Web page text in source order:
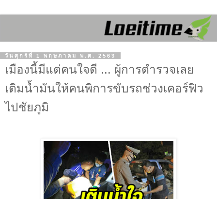
วันศุกร์ที่ 1 พฤษภาคม พ.ศ. 2563
เมืองนี้มีแต่คนใจดี ... ผู้การตำรวจเลย
เติมน้ำมันให้คนพิการขับรถช่วงเคอร์ฟิว
ไปชัยภูมิ